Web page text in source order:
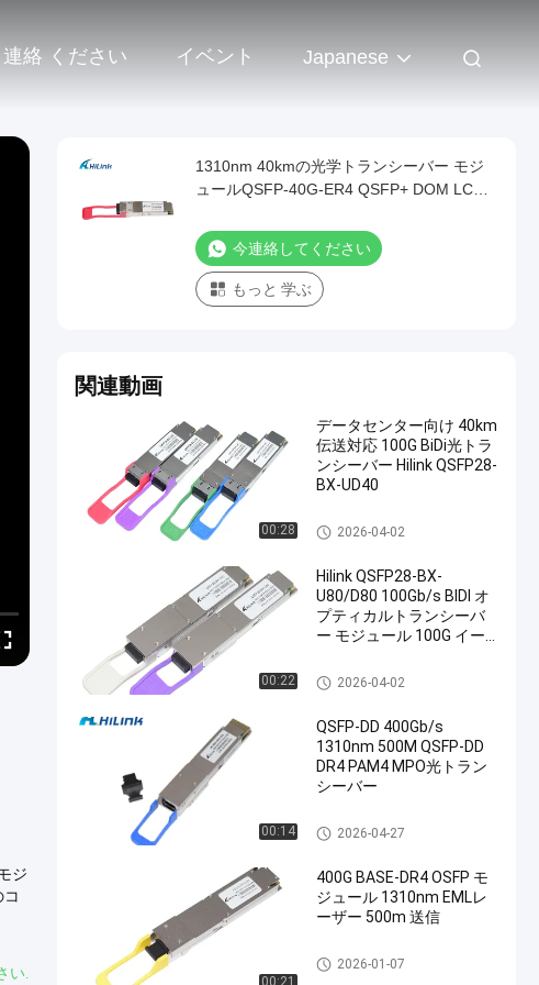
連絡 ください イベント Japanese
Fullscreen
ジ
い.
1310nm 40kmの光学トランシーバー モジ
ュールQSFP-40G-ER4 QSFP+ DOM LC
今連絡してください
もっと 学ぶ
関連動画
00:28
データセンター向け 40km
伝送対応 100G BiDi光トラ
ンシーバー Hilink QSFP28-
BX-UD40
光学トランシーバー モジュー
ル
2026-04-02
00:22
Hilink QSFP28-BX-
U80/D80 100Gb/s BIDI オ
プティカルトランシーバ
ー モジュール 100G イー
光学トランシーバー モジュー
ル
2026-04-02
00:14
QSFP-DD 400Gb/s
1310nm 500M QSFP-DD
DR4 PAM4 MPO光トラン
シーバー
光学トランシーバー モジュー
ル
2026-04-27
00:21
400G BASE-DR4 OSFP モ
ジュール 1310nm EMLレ
ーザー 500m 送信
光学トランシーバー モジュー
ル
2026-01-07